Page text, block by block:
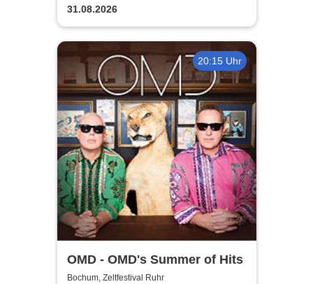
31.08.2026
20:15 Uhr
OMD - OMD's Summer of Hits
Bochum, Zeltfestival Ruhr